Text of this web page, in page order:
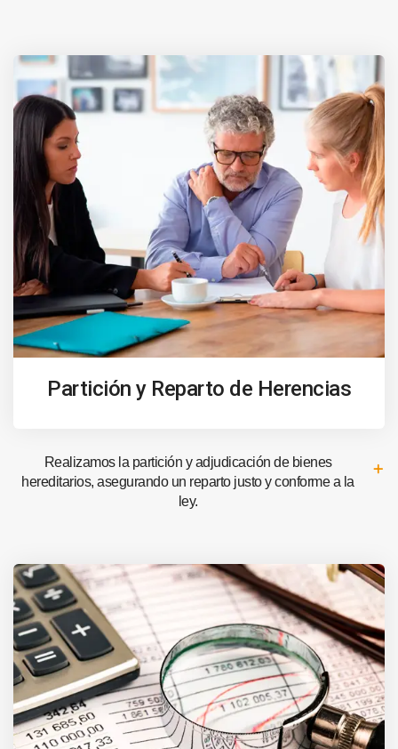
Partición y Reparto de Herencias
Realizamos la partición y adjudicación de bienes
hereditarios, asegurando un reparto justo y conforme a la
ley.